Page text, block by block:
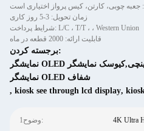
جعبه چوبی، کارتن، کیس پرواز اختیاری است
زمان تحویل: 3-5 روز کاری
شرایط پرداخت: L/C ، T/T ، ، Western Union
قابلیت ارائه: 2000 قطعه در ماه
برجسته کردن:
نمایشگر OLED شفاف 77 اینچی,کیوسک نمایشگر LCD شفاف,کیوسک
نمایشگر OLED شفاف
, kiosk see through lcd display,
1وضوح: 4K Ultra